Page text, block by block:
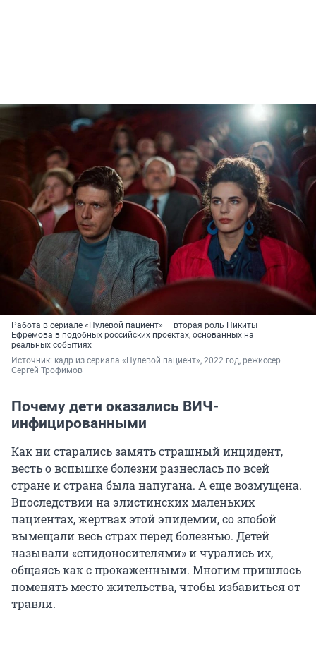
Работа в сериале «Нулевой пациент» — вторая роль Никиты
Ефремова в подобных российских проектах, основанных на
реальных событиях
Источник: кадр из сериала «Нулевой пациент», 2022 год, режиссер
Сергей Трофимов
Почему дети оказались ВИЧ-
инфицированными
Как ни старались замять страшный инцидент,
весть о вспышке болезни разнеслась по всей
стране и страна была напугана. А еще возмущена.
Впоследствии на элистинских маленьких
пациентах, жертвах этой эпидемии, со злобой
вымещали весь страх перед болезнью. Детей
называли «спидоносителями» и чурались их,
общаясь как с прокаженными. Многим пришлось
поменять место жительства, чтобы избавиться от
травли.